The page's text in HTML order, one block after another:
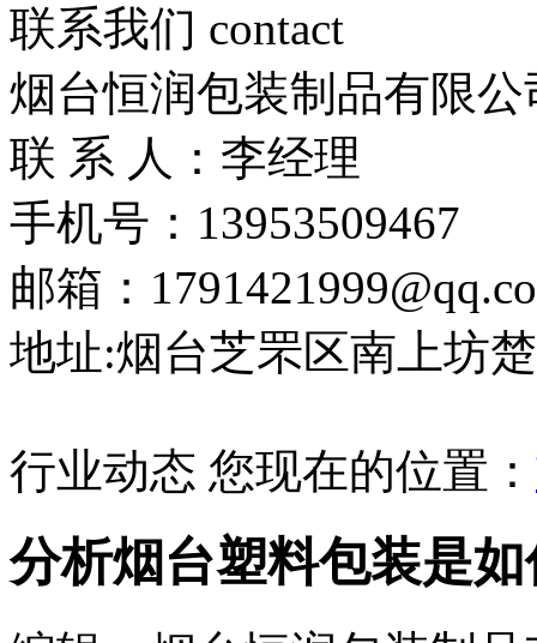
联系我们 contact
烟台恒润包装制品有限公
联 系 人：李经理
手机号：13953509467
邮箱：
地址:烟台芝罘区南上坊
行业动态 您现在的位置：
分析烟台塑料包装是